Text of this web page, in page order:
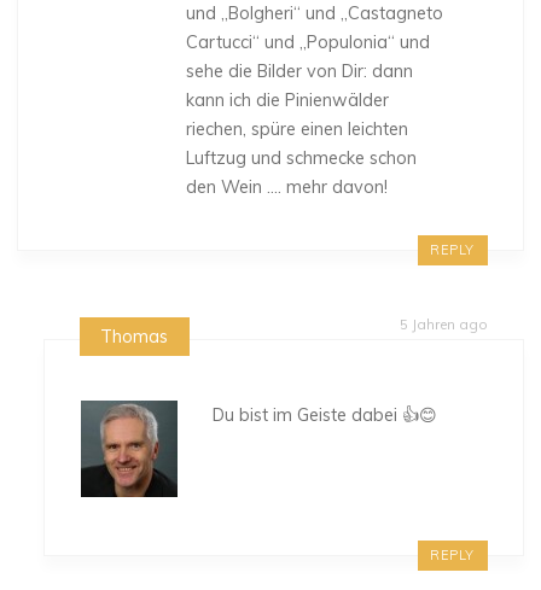
und „Bolgheri“ und „Castagneto
Cartucci“ und „Populonia“ und
sehe die Bilder von Dir: dann
kann ich die Pinienwälder
riechen, spüre einen leichten
Luftzug und schmecke schon
den Wein …. mehr davon!
REPLY
5 Jahren ago
Thomas
Du bist im Geiste dabei 👍😊
REPLY